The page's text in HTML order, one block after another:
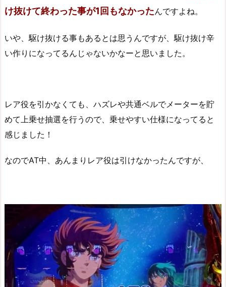
け抜けて終わった事が1回もなかったんですよね。
いや、駆け抜ける事もあるとは思うんですが、駆け抜け辛
い作りになってるんじゃないかなーと思いました。
レア役を引かなくても、ハズレや共通ベルでメーターを貯
めて上乗せ抽選を行うので、乗せやすい仕様になってると
感じました！
なのでAT中、あんまりレア役は引けなかったんですが、